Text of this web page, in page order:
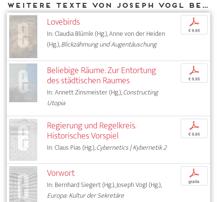
Weitere Texte von Joseph Vogl bei DIAPHANES
Lovebirds
In: Claudia Blümle (Hg.), Anne von der Heiden
(Hg.),Blickzähmung und Augentäuschung
p
€ 9,95
Beliebige Räume. Zur Entortung
des städtischen Raumes
In: Annett Zinsmeister (Hg.),Constructing
Utopia
p
€ 9,95
Regierung und Regelkreis.
Historisches Vorspiel
In: Claus Pias (Hg.),Cybernetics | Kybernetik 2
p
€ 9,95
Vorwort
In: Bernhard Siegert (Hg.), Joseph Vogl (Hg.),
Europa: Kultur der Sekretäre
p
gratis